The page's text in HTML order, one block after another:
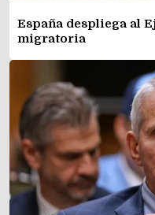
España despliega al
migratoria